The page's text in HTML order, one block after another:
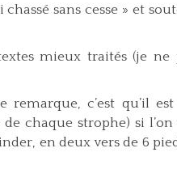
sans cesse » et
mieux traités (je
remarque, c’est qu’il
chaque strophe) si
en deux vers de 6